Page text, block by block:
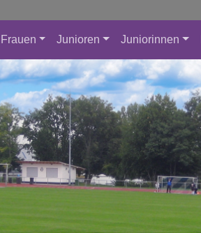
Frauen Junioren Juniorinnen